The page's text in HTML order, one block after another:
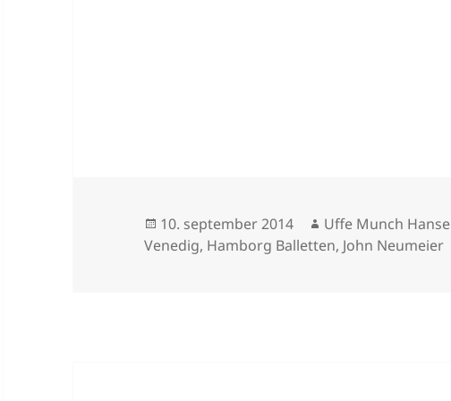
Udgivet
i
10. september 2014 Forfatter
Uffe Munch
Venedig, Hamborg Balletten, John Neumeier